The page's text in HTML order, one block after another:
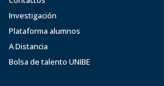
Investigación
Plataforma alumnos
A Distancia
Bolsa de talento UNIBE